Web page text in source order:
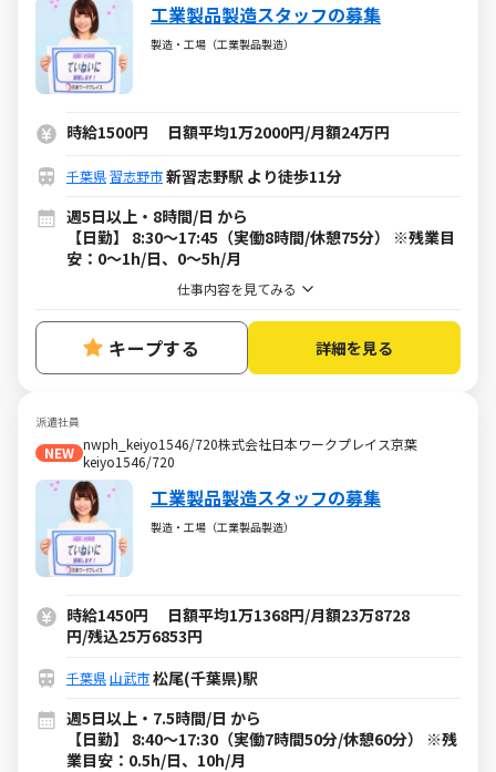
工業製品製造スタッフの募集
製造・工場（工業製品製造）
時給1500円 日額平均1万2000円/月額24万円
千葉県習志野市新習志野駅 より徒歩11分
週5日以上・8時間/日 から
【日勤】 8:30～17:45（実働8時間/休憩75分） ※残業目
安：0～1h/日、0～5h/月
仕事内容を見てみる
キープする 詳細を見る
派遣社員
NEW nwph_keiyo1546/720株式会社日本ワークプレイス京葉
keiyo1546/720
工業製品製造スタッフの募集
製造・工場（工業製品製造）
時給1450円 日額平均1万1368円/月額23万8728
円/残込25万6853円
千葉県山武市松尾(千葉県)駅
週5日以上・7.5時間/日 から
【日勤】 8:40～17:30（実働7時間50分/休憩60分） ※残
業目安：0.5h/日、10h/月